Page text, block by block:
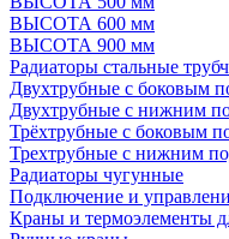
ВЫСОТА 600 мм
ВЫСОТА 900 мм
Радиаторы стальные
Двухтрубные с боковым
Двухтрубные с нижним
Трёхтрубные с боковым
Трехтрубные с нижним
Радиаторы чугунные
Подключение и
Краны и термоэлементы